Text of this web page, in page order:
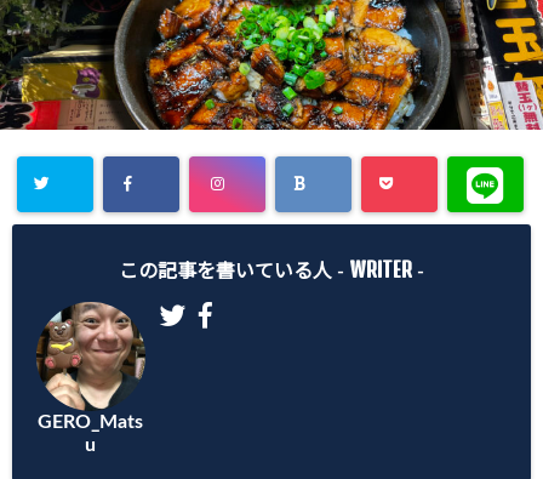
この記事を書いている人 - WRITER -
GERO_Mats
u